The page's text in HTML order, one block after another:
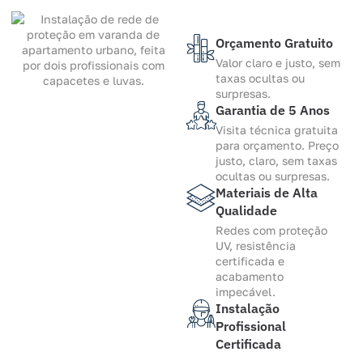
Orçamento Gratuito
Valor claro e justo, sem
taxas ocultas ou
surpresas.
Garantia de 5 Anos
Visita técnica gratuita
para orçamento. Preço
justo, claro, sem taxas
ocultas ou surpresas.
Materiais de Alta
Qualidade
Redes com proteção
UV, resistência
certificada e
acabamento
impecável.
Instalação
Profissional
Certificada